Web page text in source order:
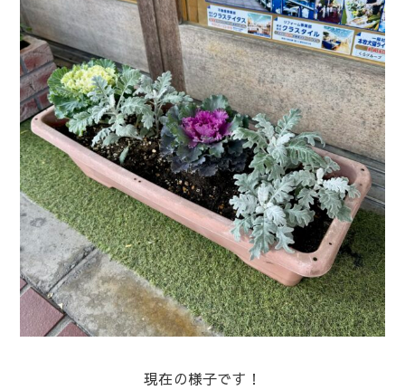
現在の様子です！